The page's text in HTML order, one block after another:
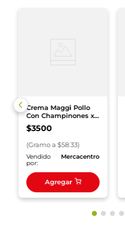
Crema Maggi Pollo
Con Champinones x
60 g
$3500
(Gramoa $58.33)
Vendido
por:
Mercacentro
Agregar